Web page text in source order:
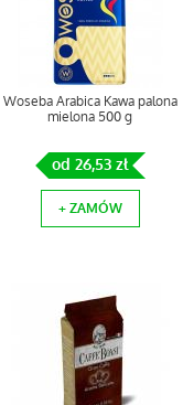
Woseba Arabica Kawa palona
mielona 500 g
od 26,53 zł
+ ZAMÓW